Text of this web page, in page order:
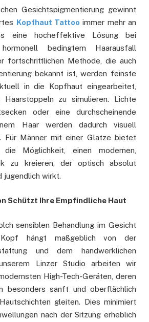
Gesichtspigmentierung gewinnt
Kopfhaut Tattoo immer mehr an
eine hocheffektive Lösung bei
bedingtem Haarausfall
fortschrittlichen Methode, die auch
bekannt ist, werden feinste
in die Kopfhaut eingearbeitet,
zu simulieren. Lichte
oder eine durchscheinende
Haar werden dadurch visuell
Für Männer mit einer Glatze bietet
Möglichkeit, einen modernen,
zu kreieren, der optisch absolut
jugendlich wirkt.
Schützt Ihre Empfindliche Haut
sensiblen Behandlung im Gesicht
hängt maßgeblich von der
und dem handwerklichen
Linzer Studio arbeiten wir
High-Tech-Geräten, deren
besonders sanft und oberflächlich
gleiten. Dies minimiert
nach der Sitzung erheblich